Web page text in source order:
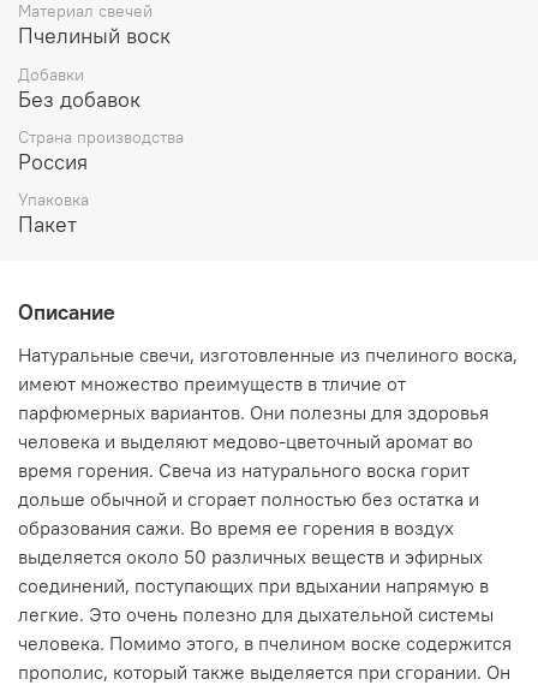
несправедливостью, для медитаций. Свечи белого
цвета необходимы в ритуалах, направленных на
увеличение духовного опыта и общения с
наставниками, ангелами и внутренним я. Белые свечи
подходят для использования в качестве алтарных, так
как они вбирают и лунную, и солнечную энергии.
Материал свечей
Пчелиный воск
Добавки
Без добавок
Страна производства
Россия
Упаковка
Пакет
Описание
Натуральные свечи, изготовленные из пчелиного воска,
имеют множество преимуществ в тличие от
парфюмерных вариантов. Они полезны для здоровья
человека и выделяют медово-цветочный аромат во
время горения. Свеча из натурального воска горит
дольше обычной и сгорает полностью без остатка и
образования сажи. Во время ее горения в воздух
выделяется около 50 различных веществ и эфирных
соединений, поступающих при вдыхании напрямую в
легкие. Это очень полезно для дыхательной системы
человека. Помимо этого, в пчелином воске содержится
прополис, который также выделяется при сгорании. Он